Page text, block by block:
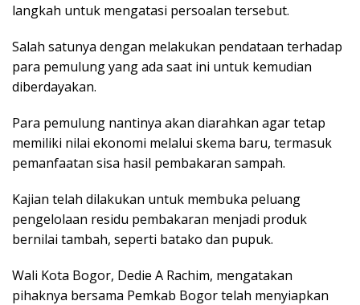
langkah untuk mengatasi persoalan tersebut.
Salah satunya dengan melakukan pendataan terhadap
para pemulung yang ada saat ini untuk kemudian
diberdayakan.
Para pemulung nantinya akan diarahkan agar tetap
memiliki nilai ekonomi melalui skema baru, termasuk
pemanfaatan sisa hasil pembakaran sampah.
Kajian telah dilakukan untuk membuka peluang
pengelolaan residu pembakaran menjadi produk
bernilai tambah, seperti batako dan pupuk.
Wali Kota Bogor, Dedie A Rachim, mengatakan
pihaknya bersama Pemkab Bogor telah menyiapkan